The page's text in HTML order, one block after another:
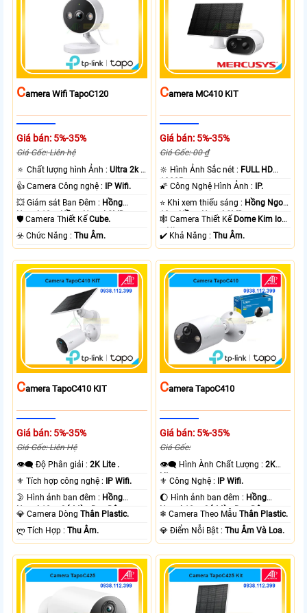
CAmera Wifi TapoC120
Giá bán: 5%-35%
Giá Gốc: Liên hệ
🔅 Chất lượng hình Ảnh :Ultra 2k +
.
👍 Camera Công nghệ :
IP Wifi.
💥 Giám sát Ban Đêm : Hồng
Ngoại 10m Hồng Ngoại SMD.
🛡 Camera Thiết KếCube.
️☣️ Chức Năng :Thu Âm.
CAmera MC410 KIT
Giá bán: 5%-35%
Giá Gốc: 00 ₫
🔆 Hình Ảnh Sắc nét : FULL HD
1080P .
🌠 Công Nghệ Hình Ảnh :
IP.
⭐ Khi xem thiếu sáng : Hồng Ngoại
10m Hồng Ngoại SMD.
🕸️ Camera Thiết Kế Dome Kim loại
+ Nhựa.
️✔️ Khả Năng :Thu Âm.
CAmera TapoC410 KIT
Giá bán: 5%-35%
Giá Gốc: Liên Hệ
👁️‍🗨 Độ Phân giải :2K Lite .
⚜️ Tích hợp công nghệ :
IP Wifi.
🌛 Hình ảnh ban đêm : Hồng
Ngoại 10m Có Màu Ban Ðêm.
💎 Camera DòngThân Plastic.
️ლ Tích Hợp :Thu Âm.
CAmera TapoC410
Giá bán: 5%-35%
Giá Gốc:
👁️‍🗨 Hình Ành Chất Lượng :2K
Lite .
⚜️ Công Nghệ :
IP Wifi.
🌔 Hình ảnh ban đêm : Hồng
Ngoại 10m Có Màu Ban Ðêm.
❄ Camera Theo MẫuThân Plastic.
️💎 Điểm Nỗi Bật :Thu Âm Và Loa.